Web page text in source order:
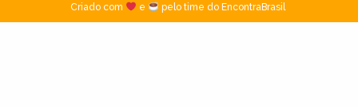
Criado com
e pelo time do EncontraBrasil